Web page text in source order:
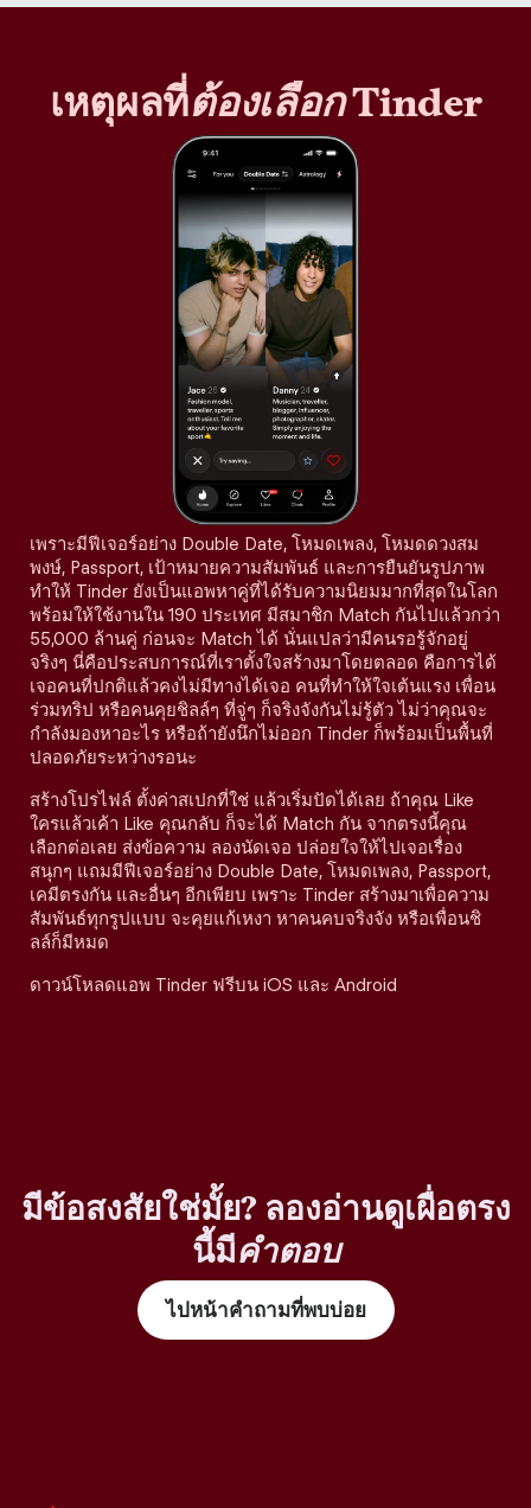
เหตุผลที่ต้องเลือกTinder
เพราะมีฟีเจอร์อย่าง Double Date, โหมดเพลง, โหมดดวงสม
พงษ์, Passport, เป้าหมายความสัมพันธ์ และการยืนยันรูปภาพ
ทำให้ Tinder ยังเป็นแอพหาคู่ที่ได้รับความนิยมมากที่สุดในโลก
พร้อมให้ใช้งานใน 190 ประเทศ มีสมาชิก Match กันไปแล้วกว่า
55,000 ล้านคู่ ก่อนจะ Match ได้ นั่นแปลว่ามีคนรอรู้จักอยู่
จริงๆ นี่คือประสบการณ์ที่เราตั้งใจสร้างมาโดยตลอด คือการได้
เจอคนที่ปกติแล้วคงไม่มีทางได้เจอ คนที่ทำให้ใจเต้นแรง เพื่อน
ร่วมทริป หรือคนคุยชิลล์ๆ ที่จู่ๆ ก็จริงจังกันไม่รู้ตัว ไม่ว่าคุณจะ
กำลังมองหาอะไร หรือถ้ายังนึกไม่ออก Tinder ก็พร้อมเป็นพื้นที่
ปลอดภัยระหว่างรอนะ
สร้างโปรไฟล์ ตั้งค่าสเปกที่ใช่ แล้วเริ่มปัดได้เลย ถ้าคุณ Like
ใครแล้วเค้า Like คุณกลับ ก็จะได้ Match กัน จากตรงนี้คุณ
เลือกต่อเลย ส่งข้อความ ลองนัดเจอ ปล่อยใจให้ไปเจอเรื่อง
สนุกๆ แถมมีฟีเจอร์อย่าง Double Date, โหมดเพลง, Passport,
เคมีตรงกัน และอื่นๆ อีกเพียบ เพราะ Tinder สร้างมาเพื่อความ
สัมพันธ์ทุกรูปแบบ จะคุยแก้เหงา หาคนคบจริงจัง หรือเพื่อนชิ
ลล์ก็มีหมด
ดาวน์โหลดแอพ Tinder ฟรีบน iOS และ Android
มีข้อสงสัยใช่มั้ย? ลองอ่านดูเผื่อตรง
นี้มีคำตอบ
ไปหน้าคำถามที่พบบ่อย